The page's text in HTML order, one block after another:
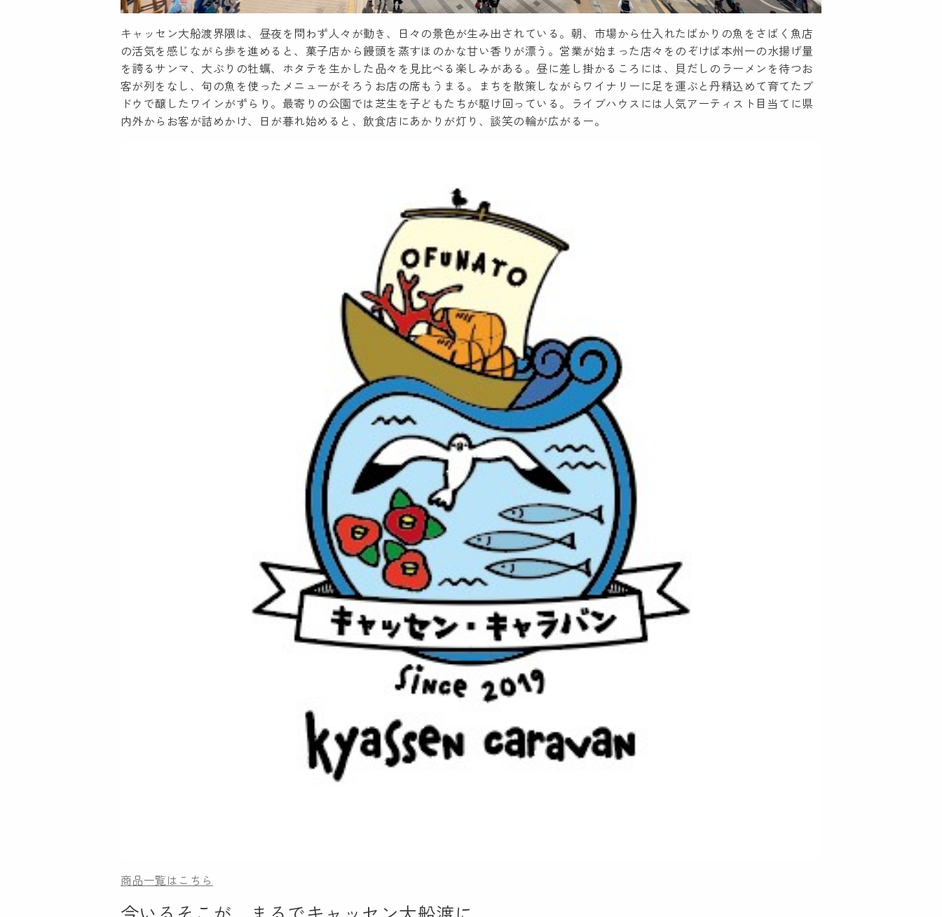
キャッセン大船渡界隈は、昼夜を問わず人々が動き、日々の景色が生み出されている。朝、市場から仕入れたばかりの魚をさばく魚店
の活気を感じながら歩を進めると、菓子店から饅頭を蒸すほのかな甘い香りが漂う。営業が始まった店々をのぞけば本州一の水揚げ量
を誇るサンマ、大ぶりの牡蠣、ホタテを生かした品々を見比べる楽しみがある。昼に差し掛かるころには、貝だしのラーメンを待つお
客が列をなし、旬の魚を使ったメニューがそろうお店の席もうまる。まちを散策しながらワイナリーに足を運ぶと丹精込めて育てたブ
ドウで醸したワインがずらり。最寄りの公園では芝生を子どもたちが駆け回っている。ライブハウスには人気アーティスト目当てに県
内外からお客が詰めかけ、日が暮れ始めると、飲食店にあかりが灯り、談笑の輪が広がるー。
商品一覧はこちら